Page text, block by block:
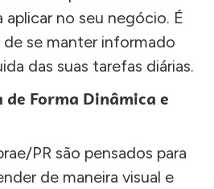
aplicar no seu negócio. É
de se manter informado
das suas tarefas diárias.
Forma Dinâmica e
PR são pensados para
de maneira visual e